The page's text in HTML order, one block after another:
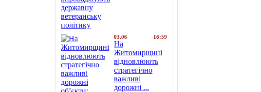
03.06 16:59
На
Житомирщині
відновлюють
стратегічно
важливі
дорожні ...